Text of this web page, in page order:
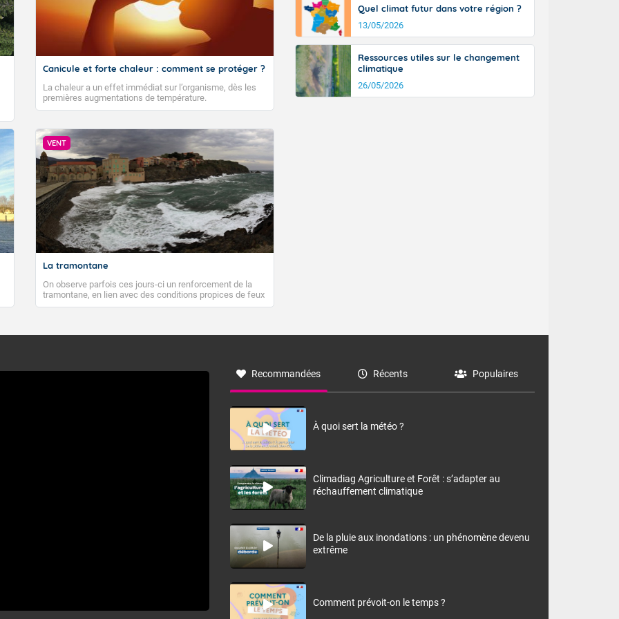
Canicule et forte chaleur : comment se protéger ?
La chaleur a un effet immédiat sur l’organisme, dès les
premières augmentations de température.
VENT
La tramontane
On observe parfois ces jours-ci un renforcement de la
tramontane, en lien avec des conditions propices de feux
de forêt. Mais qu'est-ce que la tramontane ? Quelles sont
à nord-ouest, dans un secteur qui part du Roussillon à la
monts, en allusion aux régions montagneuses d’où
Quel climat futur dans votre région ?
13/05/2026
Ressources utiles sur le changement
climatique
26/05/2026
Recommandées Récents Populaires
À quoi sert la météo ?
Climadiag Agriculture et Forêt : s’adapter au
réchauffement climatique
De la pluie aux inondations : un phénomène devenu
extrême
Comment prévoit-on le temps ?